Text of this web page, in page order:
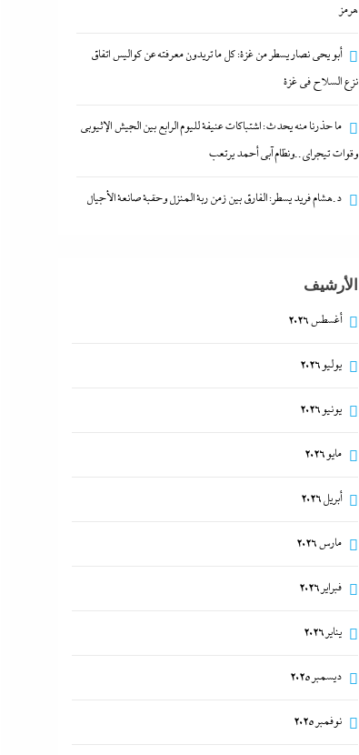
هرمز
أبو يحى نصار يسطر من غزة: كل ما تريدون معرفته عن كواليس اتفاق
نزع السلاح في غزة
ما حذرنا منه يحدث: اشتباكات عنيفة لليوم الرابع بين الجيش الإثيوبي
وقوات تيجراي..ونظام آبي أحمد يرتعب
د.هشام فريد يسطر: الفارق بين زمن ربة المنزل وحقبة صانعة الأجيال
الأرشيف
أغسطس 2026
يوليو 2026
يونيو 2026
مايو 2026
أبريل 2026
مارس 2026
فبراير 2026
يناير 2026
ديسمبر 2025
نوفمبر 2025